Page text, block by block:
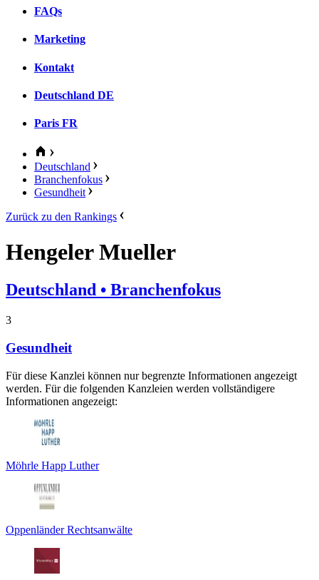
FAQs
Marketing
Kontakt
Deutschland DE
Paris FR
Deutschland
Branchenfokus
Gesundheit
Zurück zu den Rankings
Hengeler Mueller
Deutschland • Branchenfokus
3
Gesundheit
Für diese Kanzlei können nur begrenzte Informationen angezeigt
werden. Für die folgenden Kanzleien werden vollständigere
Informationen angezeigt:
Möhrle Happ Luther
Oppenländer Rechtsanwälte